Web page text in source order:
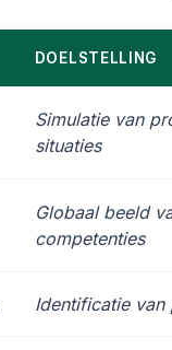
DOELSTELLING
Simulatie van
situaties
Globaal beeld
competenties
Identificatie van